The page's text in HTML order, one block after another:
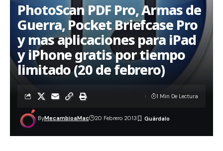
PhotoScan PDF Pro, Armas de
Guerra, Pocket Briefcase Pro
y mas aplicaciones para iPad
y iPhone gratis por tiempo
limitado (20 de febrero)
ByMecambioaMac 20 Febrero 2013
1 Min De Lectura